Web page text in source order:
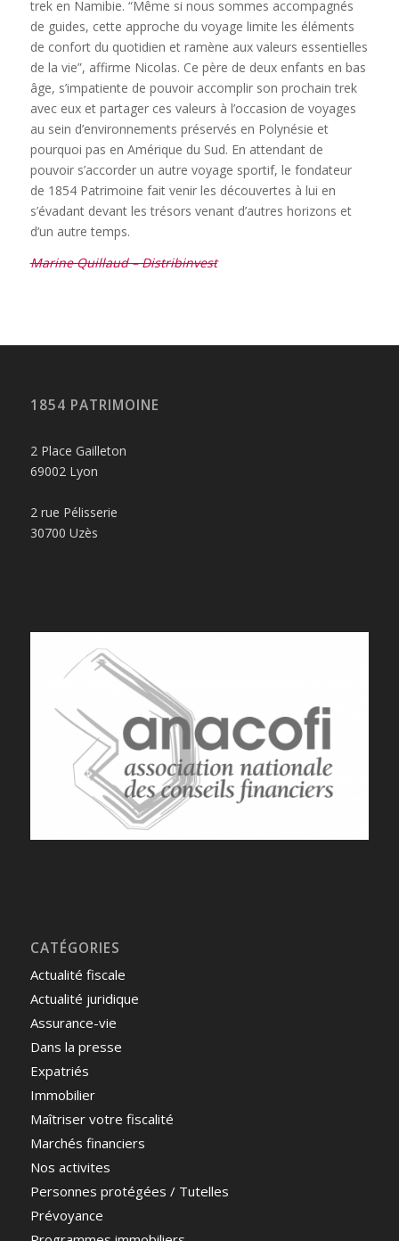
trek en Namibie. “Même si nous sommes accompagnés
de guides, cette approche du voyage limite les éléments
de confort du quotidien et ramène aux valeurs essentielles
de la vie”, affirme Nicolas. Ce père de deux enfants en bas
âge, s’impatiente de pouvoir accomplir son prochain trek
avec eux et partager ces valeurs à l’occasion de voyages
au sein d’environnements préservés en Polynésie et
pourquoi pas en Amérique du Sud. En attendant de
pouvoir s’accorder un autre voyage sportif, le fondateur
de 1854 Patrimoine fait venir les découvertes à lui en
s’évadant devant les trésors venant d’autres horizons et
d’un autre temps.
Marine Quillaud – Distribinvest
1854 PATRIMOINE
2 Place Gailleton
69002 Lyon
2 rue Pélisserie
30700 Uzès
CATÉGORIES
Actualité fiscale
Actualité juridique
Assurance-vie
Dans la presse
Expatriés
Immobilier
Maîtriser votre fiscalité
Marchés financiers
Nos activites
Personnes protégées / Tutelles
Prévoyance